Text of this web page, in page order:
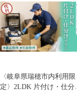
〈岐阜県瑞穂市内利用限
定〉2LDK 片付け・仕分け